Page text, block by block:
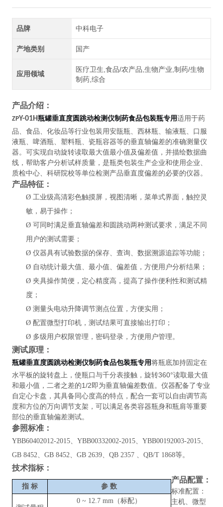
品牌 中科电子
产地类别 国产
应用领域
医疗卫生,食品/农产品,生物产业,制药/生物
制药,综合
产品介绍：
ZPY-01H瓶罐垂直度圆跳动检测仪制药食品包装瓶专用适用于药
品、食品、化妆品等行业包装用安瓿瓶、西林瓶、输液瓶、口服
液瓶、啤酒瓶、塑料瓶、瓷瓶容器等的垂直轴偏差的准确测量仪
器。可实现自动旋转读取最大值最小值及偏差值，并描绘数据曲
线，帮助客户分析试样质量，是瓶类包装生产企业和使用企业、
质检中心、科研院校等单位检测产品垂直度偏差的必要的仪器。
产品特征：
Ø 工业级高清彩色触摸屏，视图清晰，菜单式界面，触控灵
敏，易于操作；
Ø 可同时满足垂直轴偏差和圆跳动两种测试要求，满足不同
用户的测试需要；
Ø 仪器具有试验数据的保存、查询、数据溯源追踪等功能；
Ø 自动统计最大值、最小值、偏差值，方便用户分析结果；
Ø 夹具操作简便，定心精度高，提高了操作便利性和测试精
度；
Ø 测量头电动升降调节测点位置，方便实用；
Ø 配置微型打印机，测试结果可直接输出打印；
Ø 多级用户权限管理，密码登录，方便用户管理。
测试原理：
瓶罐垂直度圆跳动检测仪制药食品包装瓶专用将瓶底加持固定在
水平板的旋转盘上，使瓶口与千分表接触，旋转360°读取最大值
和最小值，二者之差的1/2即为垂直轴偏差数值。仪器配备了专业
自定心卡盘，其具备同心度高的特点，配合一套可以自由调节高
度和方位的万向调节支架，可以满足各类容器瓶身和瓶肩等重要
部位的垂直轴偏差测试。
参照标准：
YBB60402012-2015、YBB00332002-2015、YBB00192003-2015、
GB 8452、GB 8452、GB 2639、QB 2357 、QB/T 1868等。
技术指标：
指 标 参 数
0 ~ 12.7 mm（标配）
产品配置：
标准配置：
主机、微型